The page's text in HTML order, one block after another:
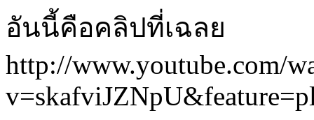
อันนี้คือคลิปที่เฉลย
http://www.youtube.com/